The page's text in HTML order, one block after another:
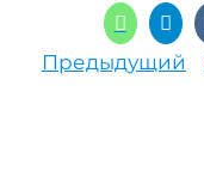
Предыдущий